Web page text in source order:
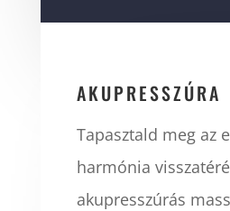
AKUPRESSZÚRA
Tapasztald meg az
harmónia
akupresszúrás